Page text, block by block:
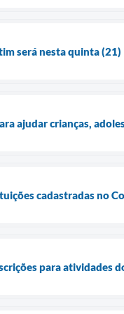
será nesta quinta (21)
ajudar crianças,
cadastradas no
para atividades